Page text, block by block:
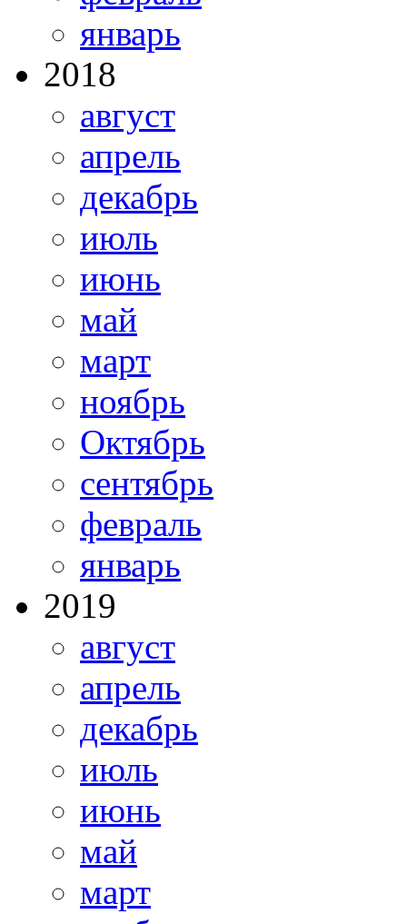
январь
2018
август
апрель
декабрь
июль
июнь
май
март
ноябрь
Октябрь
сентябрь
февраль
январь
2019
август
апрель
декабрь
июль
июнь
май
март